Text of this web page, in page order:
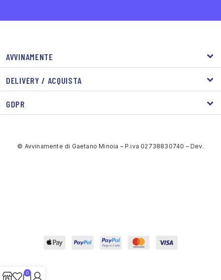
AVVINAMENTE
DELIVERY / ACQUISTA
GDPR
© Avvinamente di Gaetano Minoia – P.iva 02738830740 – Dev.
0